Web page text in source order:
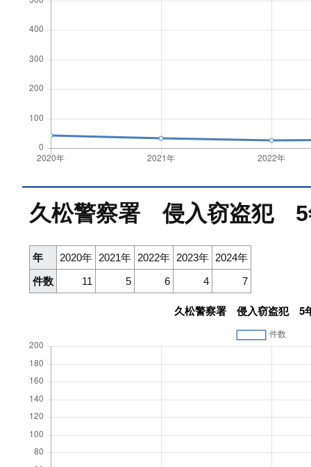
久松警察署 侵入窃盗犯 5
年 2020年 2021年 2022年 2023年 2024年
件数
11 5 6 4 7